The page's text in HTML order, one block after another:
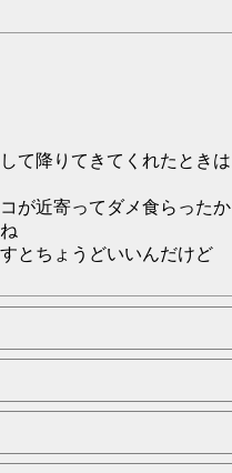
て降りてきてくれたときは
が近寄ってダメ食らった
とちょうどいいんだけど